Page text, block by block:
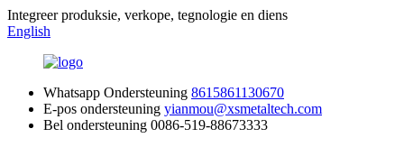
Integreer produksie, verkope, tegnologie en diens
English
Whatsapp Ondersteuning 8615861130670
E-pos ondersteuning yianmou@xsmetaltech.com
Bel ondersteuning 0086-519-88673333